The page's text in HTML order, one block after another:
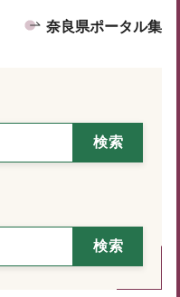
奈良県ポータル集